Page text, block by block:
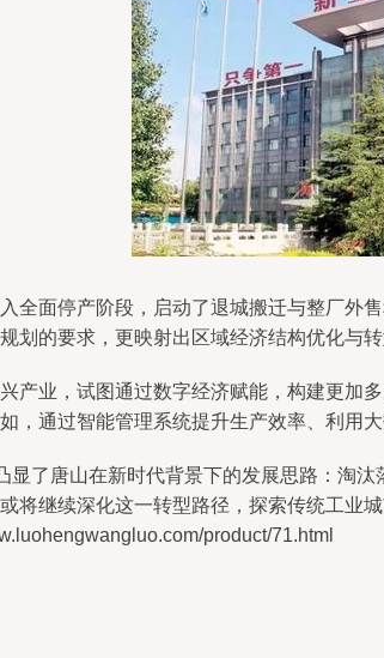
全面停产阶段，启动了退城搬迁与整厂
划的要求，更映射出区域经济结构优化与转
产业，试图通过数字经济赋能，构建更加
，通过智能管理系统提升生产效率、利用
显了唐山在新时代背景下的发展思路：淘
将继续深化这一转型路径，探索传统工业
product/71.html